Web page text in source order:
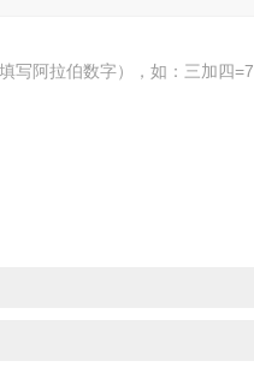
写阿拉伯数字），如：三加四=7